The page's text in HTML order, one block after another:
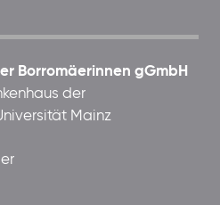
Borromäerinnen gGmbH
der
Mainz